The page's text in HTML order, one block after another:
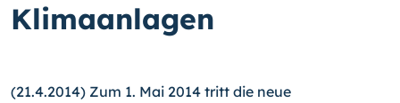
Klimaanlagen
(21.4.2014) Zum 1. Mai 2014 tritt die neue